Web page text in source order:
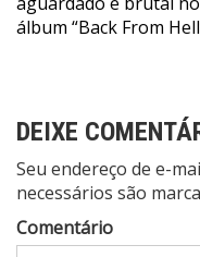
de
álbum “Back From
DEIXE
Seu endereço de e-
necessários são
Comentário